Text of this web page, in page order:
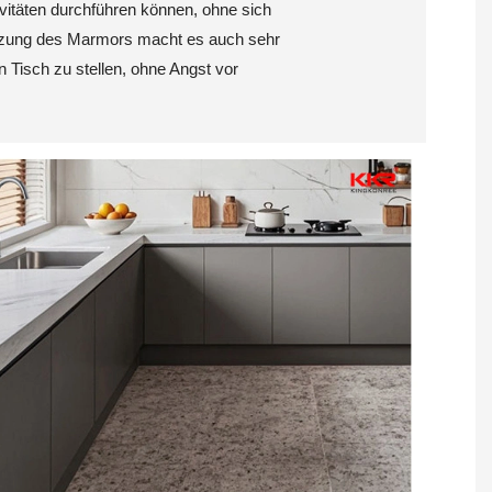
durchführen können, ohne sich
des Marmors macht es auch sehr
Tisch zu stellen, ohne Angst vor